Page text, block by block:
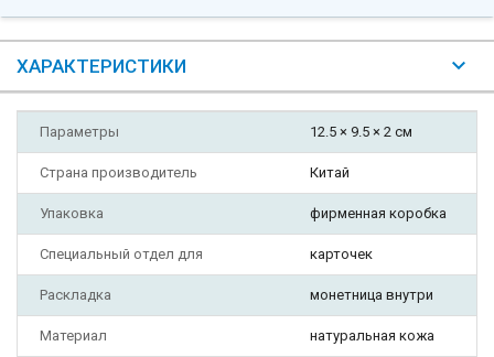
ХАРАКТЕРИСТИКИ
Параметры 12.5 × 9.5 × 2 см
Страна производитель Китай
Упаковка фирменная коробка
Специальный отдел для карточек
Раскладка монетница внутри
Материал натуральная кожа